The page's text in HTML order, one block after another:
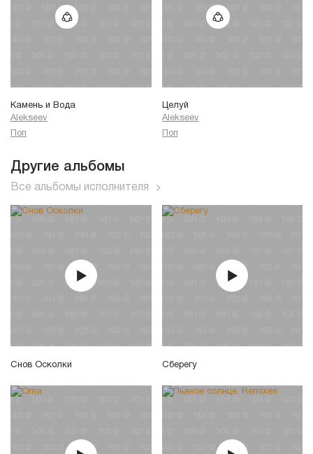
Камень и Вода
Alekseev
Поп
Целуй
Alekseev
Поп
Другие альбомы
Все альбомы исполнителя
Снов Осколки Сберегу